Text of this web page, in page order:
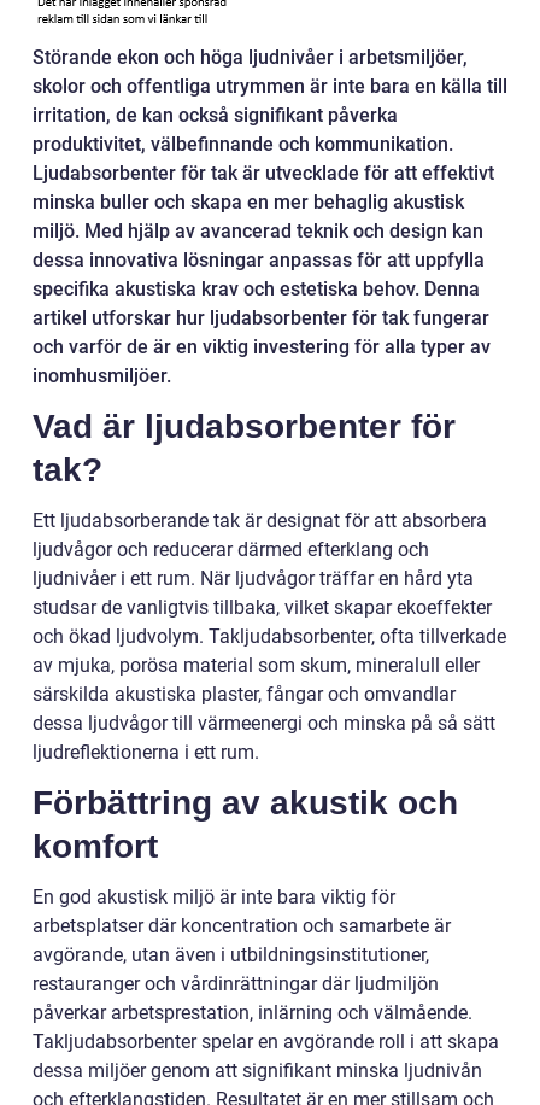
Störande ekon och höga ljudnivåer i arbetsmiljöer,
skolor och offentliga utrymmen är inte bara en källa till
irritation, de kan också signifikant påverka
produktivitet, välbefinnande och kommunikation.
Ljudabsorbenter för tak är utvecklade för att effektivt
minska buller och skapa en mer behaglig akustisk
miljö. Med hjälp av avancerad teknik och design kan
dessa innovativa lösningar anpassas för att uppfylla
specifika akustiska krav och estetiska behov. Denna
artikel utforskar hur ljudabsorbenter för tak fungerar
och varför de är en viktig investering för alla typer av
inomhusmiljöer.
Vad är ljudabsorbenter för
tak?
Ett ljudabsorberande tak är designat för att absorbera
ljudvågor och reducerar därmed efterklang och
ljudnivåer i ett rum. När ljudvågor träffar en hård yta
studsar de vanligtvis tillbaka, vilket skapar ekoeffekter
och ökad ljudvolym. Takljudabsorbenter, ofta tillverkade
av mjuka, porösa material som skum, mineralull eller
särskilda akustiska plaster, fångar och omvandlar
dessa ljudvågor till värmeenergi och minska på så sätt
ljudreflektionerna i ett rum.
Förbättring av akustik och
komfort
En god akustisk miljö är inte bara viktig för
arbetsplatser där koncentration och samarbete är
avgörande, utan även i utbildningsinstitutioner,
restauranger och vårdinrättningar där ljudmiljön
påverkar arbetsprestation, inlärning och välmående.
Takljudabsorbenter spelar en avgörande roll i att skapa
dessa miljöer genom att signifikant minska ljudnivån
och efterklangstiden. Resultatet är en mer stillsam och